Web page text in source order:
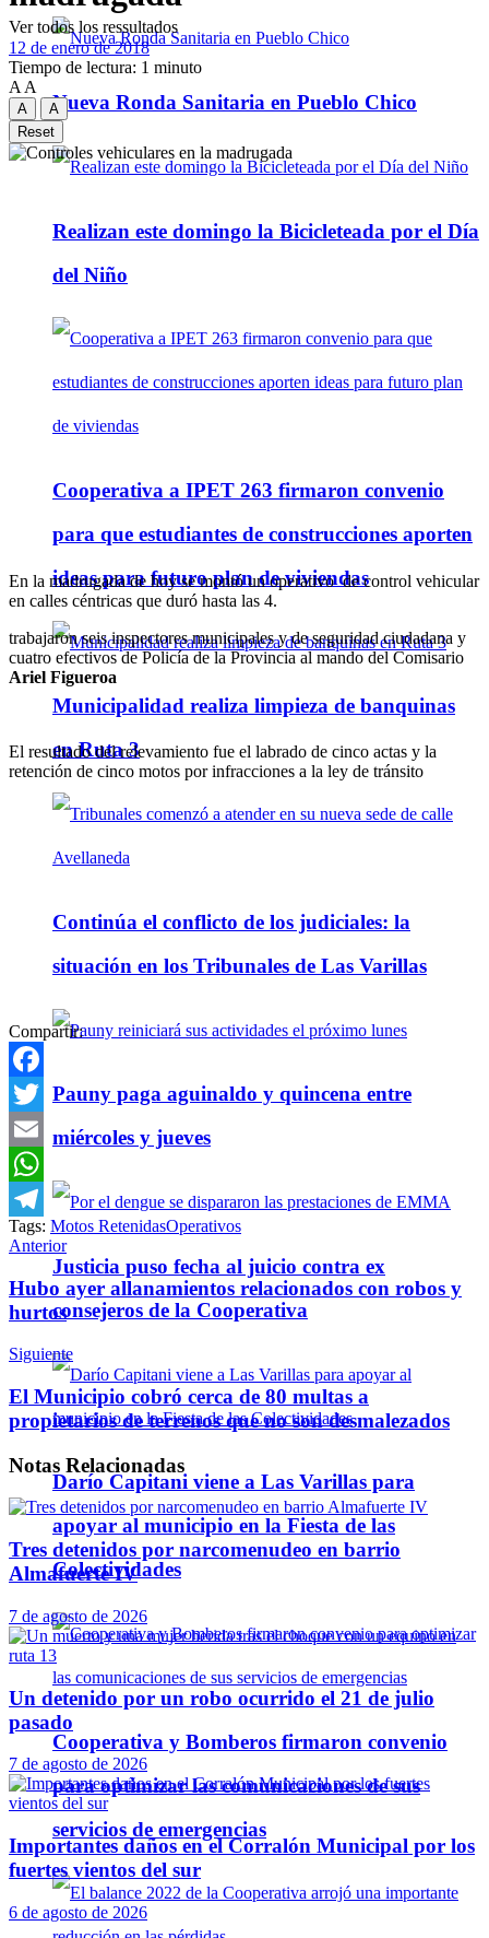
Nueva Ronda Sanitaria en Pueblo Chico
Realizan este domingo la Bicicleteada por el Día
del Niño
Cooperativa a IPET 263 firmaron convenio
para que estudiantes de construcciones aporten
ideas para futuro plan de viviendas
Municipalidad realiza limpieza de banquinas
en Ruta 3
Continúa el conflicto de los judiciales: la
situación en los Tribunales de Las Varillas
Pauny paga aguinaldo y quincena entre
miércoles y jueves
Justicia puso fecha al juicio contra ex
consejeros de la Cooperativa
Darío Capitani viene a Las Varillas para
apoyar al municipio en la Fiesta de las
Colectividades
Cooperativa y Bomberos firmaron convenio
para optimizar las comunicaciones de sus
servicios de emergencias
Ver todos los ressultados
12 de enero de 2018
Tiempo de lectura: 1 minuto
A A
A
A
Reset
En la madrugada de hoy se montó un operativo de control vehicular
en calles céntricas que duró hasta las 4.
trabajaron seis inspectores municipales y de seguridad ciudadana y
cuatro efectivos de Policía de la Provincia al mando del Comisario
Ariel Figueroa
El resultado del relevamiento fue el labrado de cinco actas y la
retención de cinco motos por infracciones a la ley de tránsito
Compartir:
Facebook
Twitter
Email
WhatsApp
Telegram
Tags: Motos RetenidasOperativos
Anterior
Hubo ayer allanamientos relacionados con robos y
hurtos
Siguiente
El Municipio cobró cerca de 80 multas a
propietarios de terrenos que no son desmalezados
Notas Relacionadas
Tres detenidos por narcomenudeo en barrio
Almafuerte IV
7 de agosto de 2026
Un detenido por un robo ocurrido el 21 de julio
pasado
7 de agosto de 2026
Importantes daños en el Corralón Municipal por los
fuertes vientos del sur
6 de agosto de 2026